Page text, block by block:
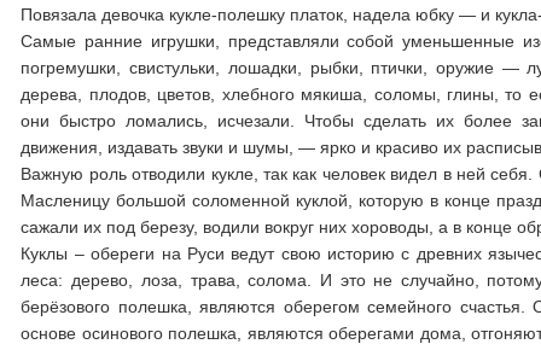
Повязала девочка кукле-полешку платок, надела юбку — и
Самые ранние игрушки, представляли собой уменьшенные
погремушки, свистульки, лошадки, рыбки, птички, оружие —
дерева, плодов, цветов, хлебного мякиша, соломы, глины, то
они быстро ломались, исчезали. Чтобы сделать их более
движения, издавать звуки и шумы, — ярко и красиво их
Важную роль отводили кукле, так как человек видел в ней
Масленицу большой соломенной куклой, которую в конце
сажали их под березу, водили вокруг них хороводы, а в конце
Куклы – обереги на Руси ведут свою историю с древних
леса: дерево, лоза, трава, солома. И это не случайно,
берёзового полешка, являются оберегом семейного
основе осинового полешка, являются оберегами дома,